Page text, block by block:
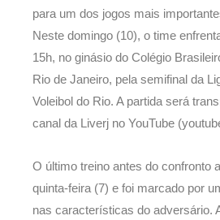
para um dos jogos mais
Neste domingo (10), o time
15h, no ginásio do Colégio
Rio de Janeiro, pela semifinal da
Voleibol do Rio. A partida será
canal da Liverj no YouTube
O último treino antes do confronto
quinta-feira (7) e foi marcado por
nas características do adversário.